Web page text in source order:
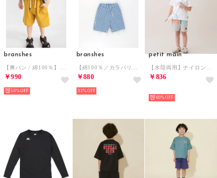
branshes
￥990
50%
branshes
￥880
33%
petit main
￥836
60%